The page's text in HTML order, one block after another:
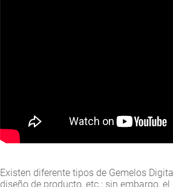
Existen diferente tipos de Gemelos
diseño de producto, etc.; sin embargo,